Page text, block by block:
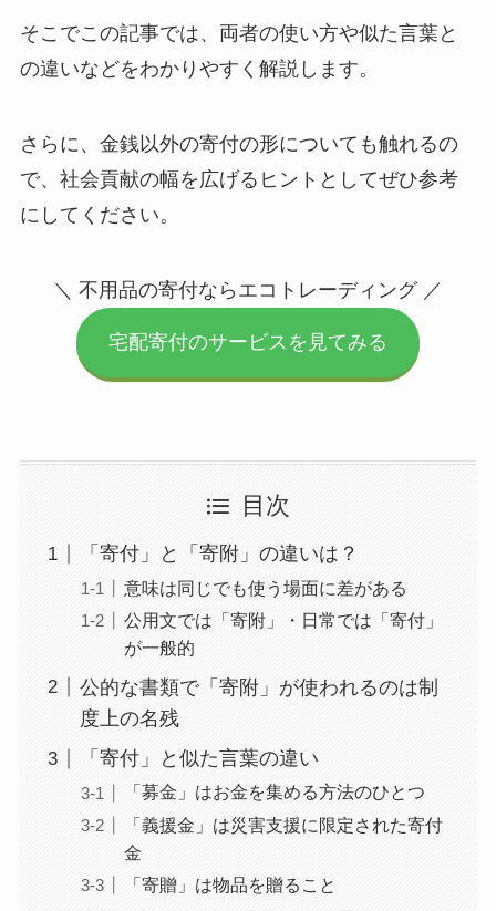
そこでこの記事では、両者の使い方や似た言葉と
の違いなどをわかりやすく解説します。
さらに、金銭以外の寄付の形についても触れるの
で、社会貢献の幅を広げるヒントとしてぜひ参考
にしてください。
＼ 不用品の寄付ならエコトレーディング ／
宅配寄付のサービスを見てみる
目次
「寄付」と「寄附」の違いは？
意味は同じでも使う場面に差がある
公用文では「寄附」・日常では「寄付」
が一般的
公的な書類で「寄附」が使われるのは制
度上の名残
「寄付」と似た言葉の違い
「募金」はお金を集める方法のひとつ
「義援金」は災害支援に限定された寄付
金
「寄贈」は物品を贈ること